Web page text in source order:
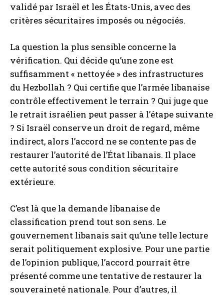
validé par Israël et les États-Unis, avec des
critères sécuritaires imposés ou négociés.
La question la plus sensible concerne la
vérification. Qui décide qu’une zone est
suffisamment « nettoyée » des infrastructures
du Hezbollah ? Qui certifie que l’armée libanaise
contrôle effectivement le terrain ? Qui juge que
le retrait israélien peut passer à l’étape suivante
? Si Israël conserve un droit de regard, même
indirect, alors l’accord ne se contente pas de
restaurer l’autorité de l’État libanais. Il place
cette autorité sous condition sécuritaire
extérieure.
C’est là que la demande libanaise de
classification prend tout son sens. Le
gouvernement libanais sait qu’une telle lecture
serait politiquement explosive. Pour une partie
de l’opinion publique, l’accord pourrait être
présenté comme une tentative de restaurer la
souveraineté nationale. Pour d’autres, il